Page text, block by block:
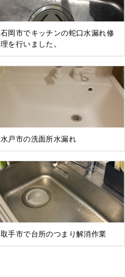
石岡市でキッチンの蛇口水漏れ修
理を行いました。
水戸市の洗面所水漏れ
取手市で台所のつまり解消作業